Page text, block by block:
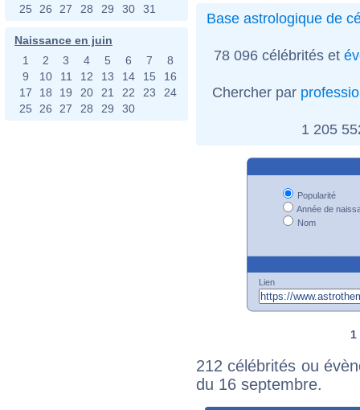
25
26 27 28 29 30 31
Naissance en juin
1
2 3 4 5 6 7
8
9
10 11 12 13 14 15
16
17
18 19 20 21 22 23
24
25
26 27 28 29 30
Base astrologique de
78 096 célébrités et
Chercher par
1 205
Popularité
Année de
Nom
Lien
1
212 célébrités ou
du 16 septembre.